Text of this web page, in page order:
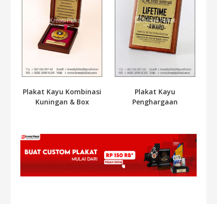
Plakat Kayu Kombinasi
Kuningan & Box
Plakat Kayu
Penghargaan